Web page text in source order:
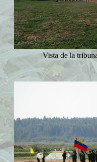
Vista de la